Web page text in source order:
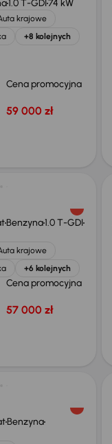
1.0 T-GDI74 kW
krajowe
+8 kolejnych
Cena promocyjna
59 000 zł
Benzyna1.0 T-GDI
krajowe
+6 kolejnych
Cena promocyjna
57 000 zł
Benzyna